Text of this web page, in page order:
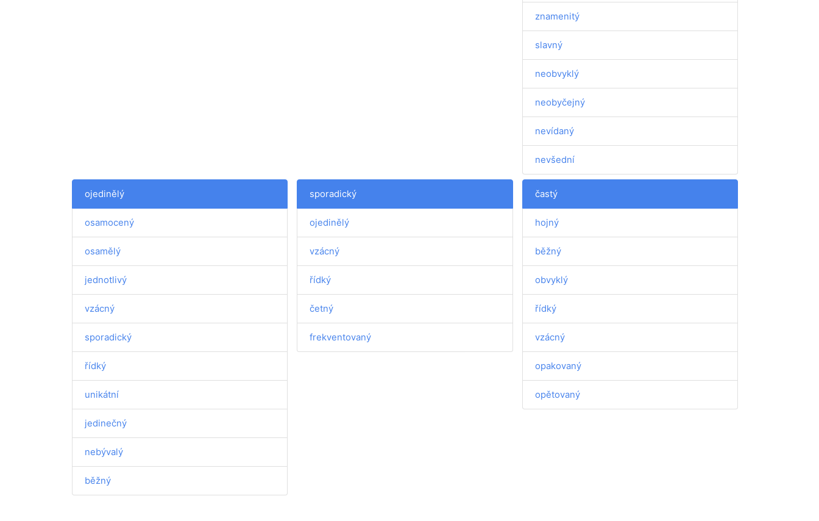
znamenitý
slavný
neobvyklý
neobyčejný
nevídaný
nevšední
ojedinělý
osamocený
osamělý
jednotlivý
vzácný
sporadický
řídký
unikátní
jedinečný
nebývalý
běžný
sporadický
ojedinělý
vzácný
řídký
četný
frekventovaný
častý
hojný
běžný
obvyklý
řídký
vzácný
opakovaný
opětovaný